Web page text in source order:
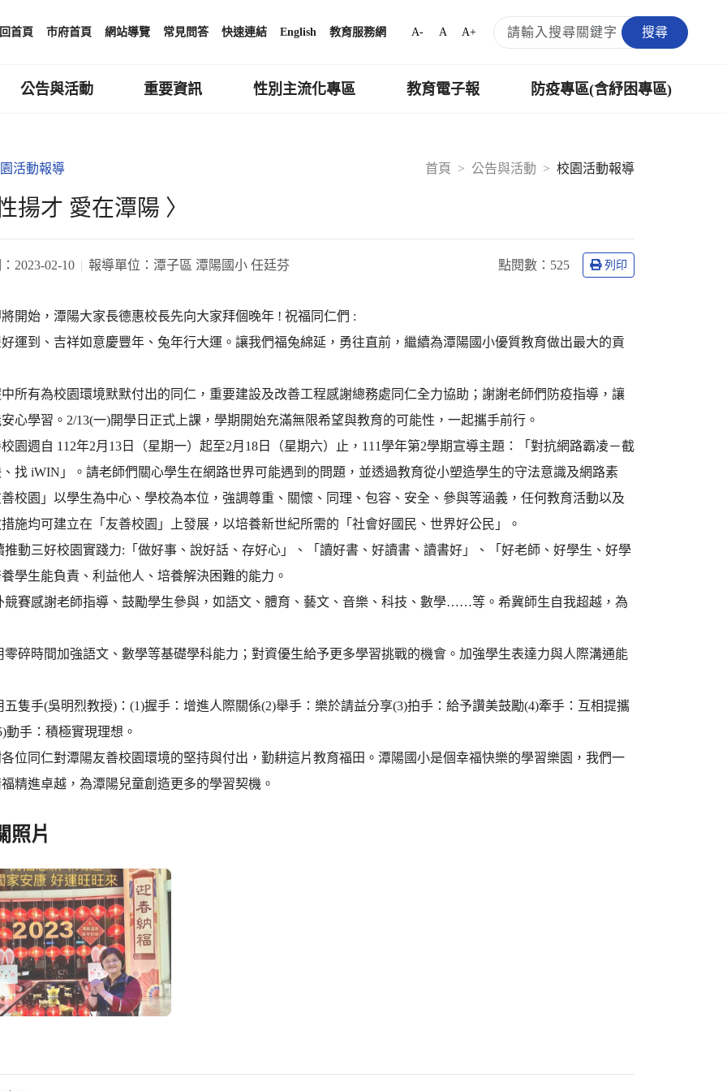
回首頁 市府首頁 網站導覽 常見問答 快速連結 English 教育服務網 A- A A+ 搜尋
公告與活動 重要資訊 性別主流化專區 教育電子報 防疫專區(含紓困專區)
首頁 公告與活動 校園活動報導
活動報導
揚才 愛在潭陽 〉
2023-02-10 報導單位： 潭子區 潭陽國小 任廷芬 點閱數： 525 列印
開始，潭陽大家長德惠校長先向大家拜個晚年 ! 祝福同仁們 :
運到、吉祥如意慶豐年、兔年行大運。讓我們福兔綿延，勇往直前，繼續為潭陽國小優質教育做出最大的貢
所有為校園環境默默付出的同仁，重要建設及改善工程感謝總務處同仁全力協助；謝謝老師們防疫指導，讓
心學習。2/13(一)開學日正式上課，學期開始充滿無限希望與教育的可能性，一起攜手前行。
園週自 112年2月13日（星期一）起至2月18日（星期六）止，111學年第2學期宣導主題：「對抗網路霸凌－截
找 iWIN」。請老師們關心學生在網路世界可能遇到的問題，並透過教育從小塑造學生的守法意識及網路素
校園」以學生為中心、學校為本位，強調尊重、關懷、同理、包容、安全、參與等涵義，任何教育活動以及
施均可建立在「友善校園」上發展，以培養新世紀所需的「社會好國民、世界好公民」。
推動三好校園實踐力:「做好事、說好話、存好心」、「讀好書、好讀書、讀書好」、「好老師、好學生、好學
學生能負責、利益他人、培養解決困難的能力。
競賽感謝老師指導、鼓勵學生參與，如語文、體育、藝文、音樂、科技、數學……等。希冀師生自我超越，為
零碎時間加強語文、數學等基礎學科能力；對資優生給予更多學習挑戰的機會。加強學生表達力與人際溝通能
五隻手(吳明烈教授)：(1)握手：增進人際關係(2)舉手：樂於請益分享(3)拍手：給予讚美鼓勵(4)牽手：互相提攜
動手：積極實現理想。
位同仁對潭陽友善校園環境的堅持與付出，勤耕這片教育福田。潭陽國小是個幸福快樂的學習樂園，我們一
精進卓越，為潭陽兒童創造更多的學習契機。
照片